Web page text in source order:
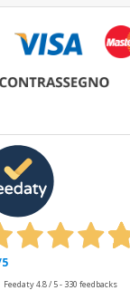
Feedaty4.8/ 5- 330 feedbacks